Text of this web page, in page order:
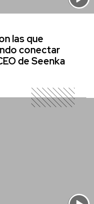
las que
conectar
de Seenka